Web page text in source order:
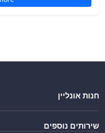
חנות אונליין
שולחנות ומשטחי עבודה
שירותים נוספים